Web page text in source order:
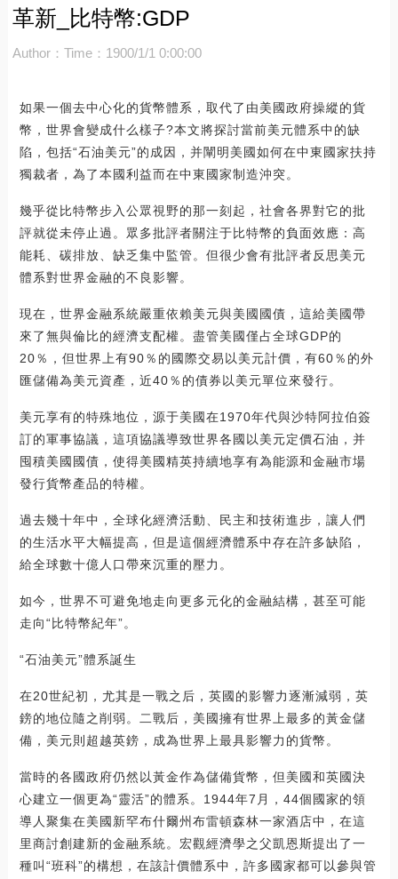
革新_比特幣:GDP
Author： Time：1900/1/1 0:00:00
如果一個去中心化的貨幣體系，取代了由美國政府操縱的貨
幣，世界會變成什么樣子?本文將探討當前美元體系中的缺
陷，包括“石油美元”的成因，并闡明美國如何在中東國家扶持
獨裁者，為了本國利益而在中東國家制造沖突。
幾乎從比特幣步入公眾視野的那一刻起，社會各界對它的批
評就從未停止過。眾多批評者關注于比特幣的負面效應：高
能耗、碳排放、缺乏集中監管。但很少會有批評者反思美元
體系對世界金融的不良影響。
現在，世界金融系統嚴重依賴美元與美國國債，這給美國帶
來了無與倫比的經濟支配權。盡管美國僅占全球GDP的
20％，但世界上有90％的國際交易以美元計價，有60％的外
匯儲備為美元資產，近40％的債券以美元單位來發行。
美元享有的特殊地位，源于美國在1970年代與沙特阿拉伯簽
訂的軍事協議，這項協議導致世界各國以美元定價石油，并
囤積美國國債，使得美國精英持續地享有為能源和金融市場
發行貨幣產品的特權。
過去幾十年中，全球化經濟活動、民主和技術進步，讓人們
的生活水平大幅提高，但是這個經濟體系中存在許多缺陷，
給全球數十億人口帶來沉重的壓力。
如今，世界不可避免地走向更多元化的金融結構，甚至可能
走向“比特幣紀年”。
“石油美元”體系誕生
在20世紀初，尤其是一戰之后，英國的影響力逐漸減弱，英
鎊的地位隨之削弱。二戰后，美國擁有世界上最多的黃金儲
備，美元則超越英鎊，成為世界上最具影響力的貨幣。
當時的各國政府仍然以黃金作為儲備貨幣，但美國和英國決
心建立一個更為“靈活”的體系。1944年7月，44個國家的領
導人聚集在美國新罕布什爾州布雷頓森林一家酒店中，在這
里商討創建新的金融系統。宏觀經濟學之父凱恩斯提出了一
種叫“班科”的構想，在該計價體系中，許多國家都可以參與管